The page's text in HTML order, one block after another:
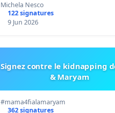
Michela Nesco
122 signatures
9 Jun 2026
Signez contre le kidnapping
& Maryam
#mama4fialamaryam
362 signatures